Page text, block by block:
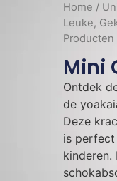
Home /
Leuke,
Producten
Mini
Ontdek
de
Deze
is